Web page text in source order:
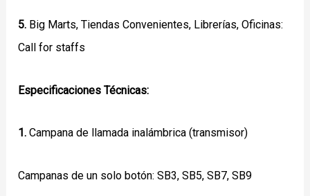
5. Big Marts, Tiendas Convenientes, Librerías, Oficinas:
Call for staffs
Especificaciones Técnicas:
1. Campana de llamada inalámbrica (transmisor)
Campanas de un solo botón: SB3, SB5, SB7, SB9